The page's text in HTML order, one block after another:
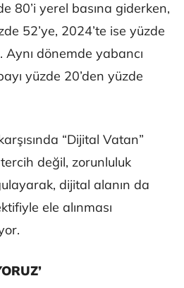
80’i yerel basına giderken,
52’ye, 2024’te ise yüzde
dönemde yabancı
yüzde 20’den yüzde
“Dijital Vatan”
değil, zorunluluk
dijital alanın da
ele alınması